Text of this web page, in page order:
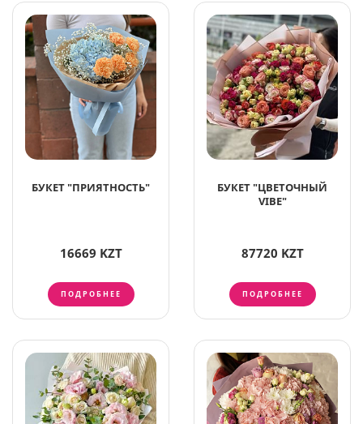
БУКЕТ "ПРИЯТНОСТЬ"
16669 KZT
ПОДРОБНЕЕ
БУКЕТ "ЦВЕТОЧНЫЙ
VIBE"
87720 KZT
ПОДРОБНЕЕ